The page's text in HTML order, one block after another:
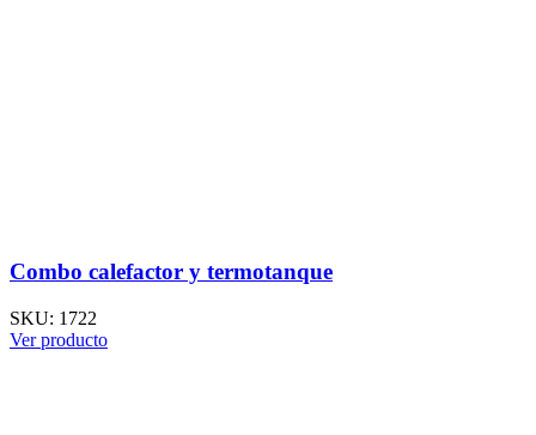
Combo calefactor y termotanque
SKU: 1722
Ver producto